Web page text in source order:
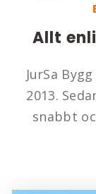
Allt
JurSa
2013.
snabbt